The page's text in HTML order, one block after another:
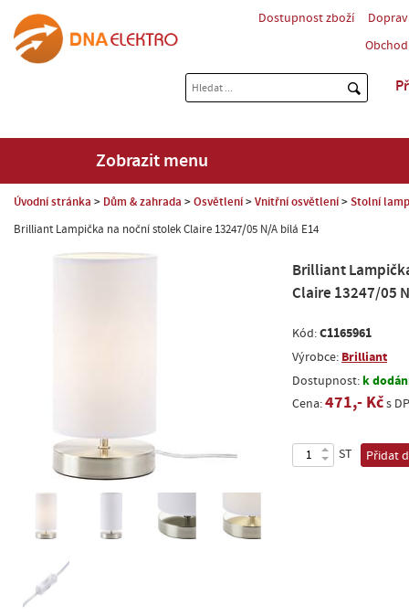
Dostupnost zboží
Zobrazit menu
Úvodní stránka Dům & zahrada Osvětlení Vnitřní osvětlení Stolní
Brilliant Lampička na noční stolek Claire 13247/05 N/A bílá E14
Brilliant
Claire 13247/05
Kód:C1165961
Výrobce: Brilliant
Dostupnost:k
Cena:471,- Kčs
ST Přidat